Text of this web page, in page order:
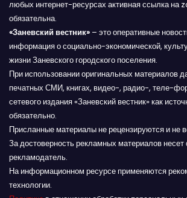
любых интернет-ресурсах активная ссылка
обязательна.
«Заневский вестник» – это оперативные
информация о социально-экономической,
жизни Заневского городского поселения.
При использовании оригинальных материалов
печатных СМИ, книгах, видео-, радио-, теле-
сетевого издания «Заневский вестник» как
обязательно.
Присланные материалы не рецензируются и не
За достоверность рекламных материалов несет
рекламодатель.
На информационном ресурсе применяются
технологии.